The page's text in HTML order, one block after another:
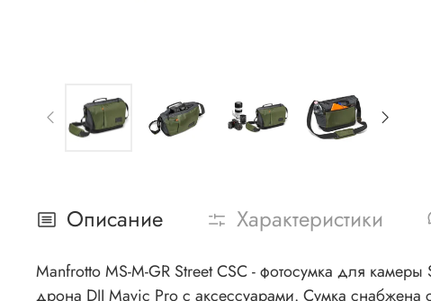
Описание Характеристики
Manfrotto MS-M-GR Street CSC - фотосумка для
дрона DJI Mavic Pro с аксессуарами. Сумка